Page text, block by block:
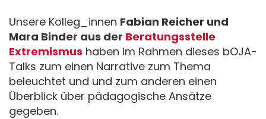
Unsere Kolleg_innen Fabian Reicher und
Mara Binder aus der Beratungsstelle
Extremismus haben im Rahmen dieses bOJA-
Talks zum einen Narrative zum Thema
beleuchtet und und zum anderen einen
Überblick über pädagogische Ansätze
gegeben.